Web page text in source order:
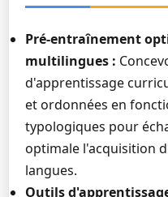
Pré-entraînement
multilingues :
d'apprentissage
et ordonnées en
typologiques pour
optimale l'acquisition
langues.
Outils